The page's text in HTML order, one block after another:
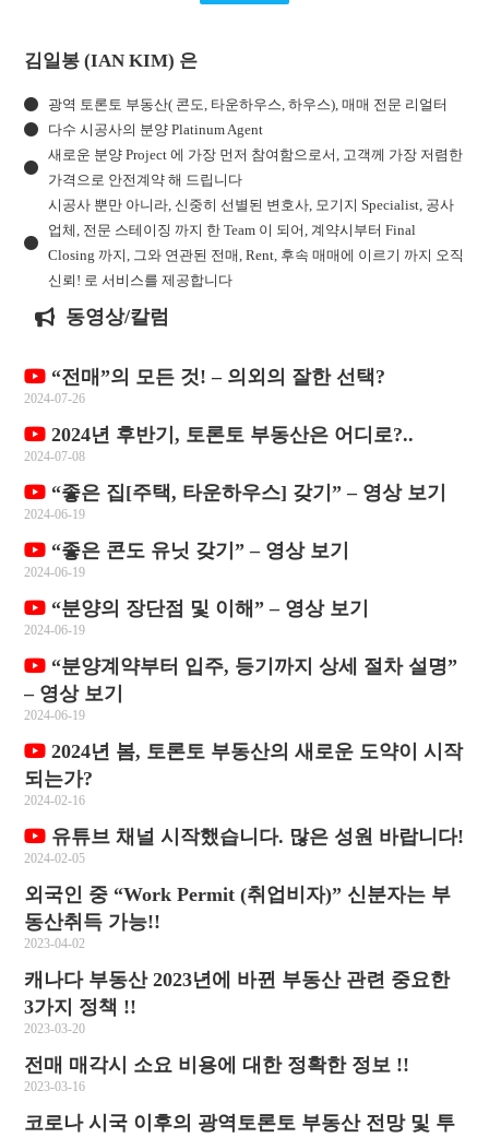
김일봉 (IAN KIM) 은
광역 토론토 부동산( 콘도, 타운하우스, 하우스), 매매 전문 리얼터
다수 시공사의 분양 Platinum Agent
새로운 분양 Project 에 가장 먼저 참여함으로서, 고객께 가장 저렴한
가격으로 안전계약 해 드립니다
시공사 뿐만 아니라, 신중히 선별된 변호사, 모기지 Specialist, 공사
업체, 전문 스테이징 까지 한 Team 이 되어, 계약시부터 Final
Closing 까지, 그와 연관된 전매, Rent, 후속 매매에 이르기 까지 오직
신뢰! 로 서비스를 제공합니다
동영상/칼럼
“전매”의 모든 것! – 의외의 잘한 선택?
2024-07-26
2024년 후반기, 토론토 부동산은 어디로?..
2024-07-08
“좋은 집[주택, 타운하우스] 갖기” – 영상 보기
2024-06-19
“좋은 콘도 유닛 갖기” – 영상 보기
2024-06-19
“분양의 장단점 및 이해” – 영상 보기
2024-06-19
“분양계약부터 입주, 등기까지 상세 절차 설명”
– 영상 보기
2024-06-19
2024년 봄, 토론토 부동산의 새로운 도약이 시작
되는가?
2024-02-16
유튜브 채널 시작했습니다. 많은 성원 바랍니다!
2024-02-05
외국인 중 “Work Permit (취업비자)” 신분자는 부
동산취득 가능!!
2023-04-02
캐나다 부동산 2023년에 바뀐 부동산 관련 중요한
3가지 정책 !!
2023-03-20
전매 매각시 소요 비용에 대한 정확한 정보 !!
2023-03-16
코로나 시국 이후의 광역토론토 부동산 전망 및 투